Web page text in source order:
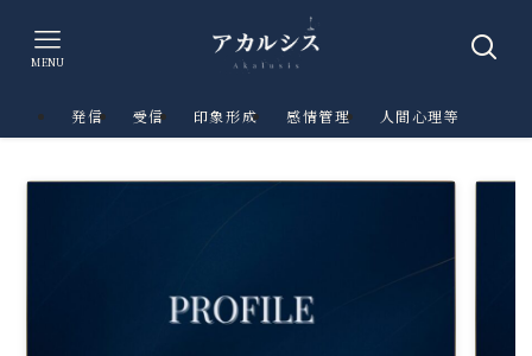
MENU
発信 受信 印象形成 感情管理 人間心理等